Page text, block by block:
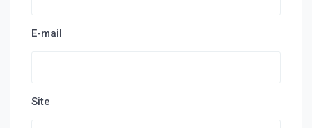
E-mail
Site